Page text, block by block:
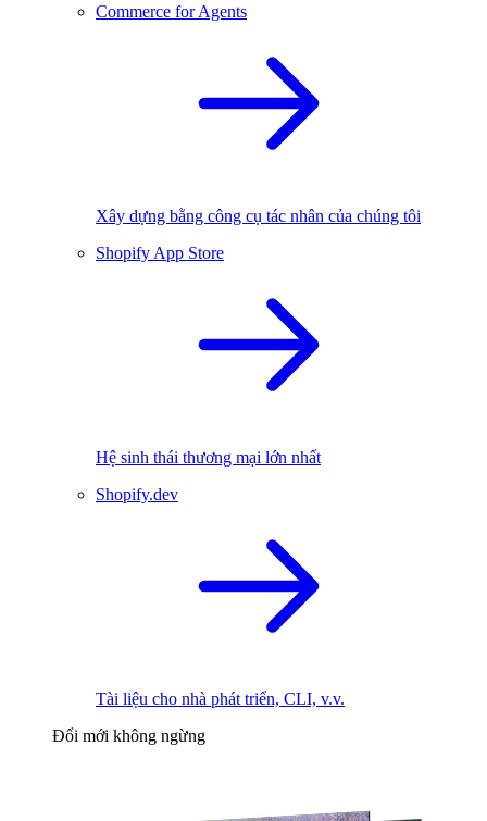
Commerce for Agents
Xây dựng bằng công cụ tác nhân của chúng tôi
Shopify App Store
Hệ sinh thái thương mại lớn nhất
Shopify.dev
Tài liệu cho nhà phát triển, CLI, v.v.
Đổi mới không ngừng